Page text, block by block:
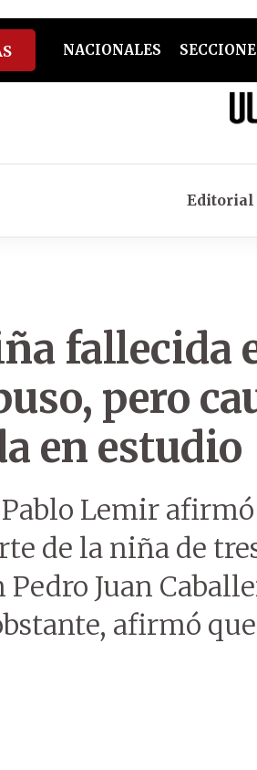
NACIONALES
Editorial
fallecida
pero
en estudio
Lemir
de la niña de
Juan
afirmó